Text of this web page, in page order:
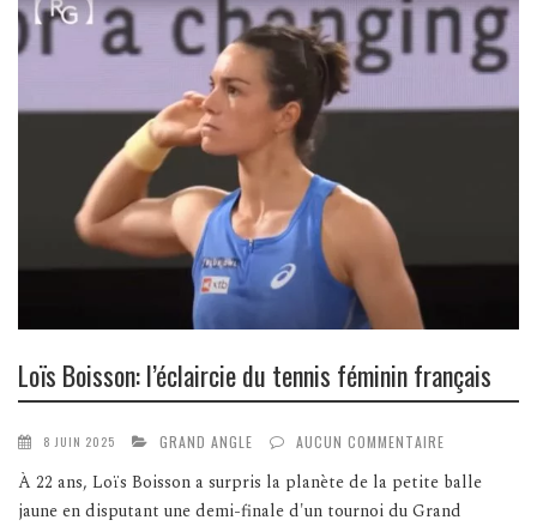
Loïs Boisson: l’éclaircie du tennis féminin français
8 JUIN 2025 GRAND ANGLE AUCUN COMMENTAIRE
À 22 ans, Loïs Boisson a surpris la planète de la petite balle
jaune en disputant une demi-finale d'un tournoi du Grand